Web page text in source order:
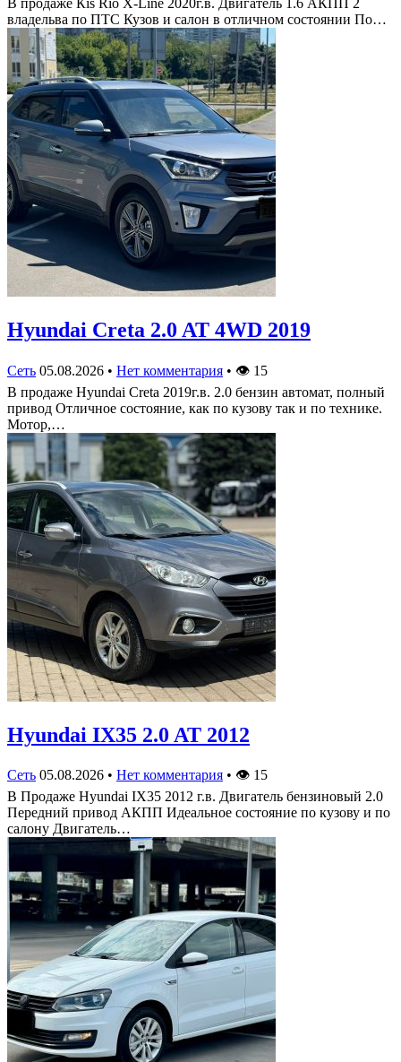
владельва по ПТС Кузов и салон в отличном состоянии По…
Hyundai Creta 2.0 AT 4WD 2019
Сеть 05.08.2026 • Нет комментария • 👁 15
В продаже Hyundai Creta 2019г.в. 2.0 бензин автомат, полный
привод Отличное состояние, как по кузову так и по технике.
Мотор,…
Hyundai IX35 2.0 AT 2012
Сеть 05.08.2026 • Нет комментария • 👁 15
В Продаже Hyundai IX35 2012 г.в. Двигатель бензиновый 2.0
Передний привод АКПП Идеальное состояние по кузову и по
салону Двигатель…